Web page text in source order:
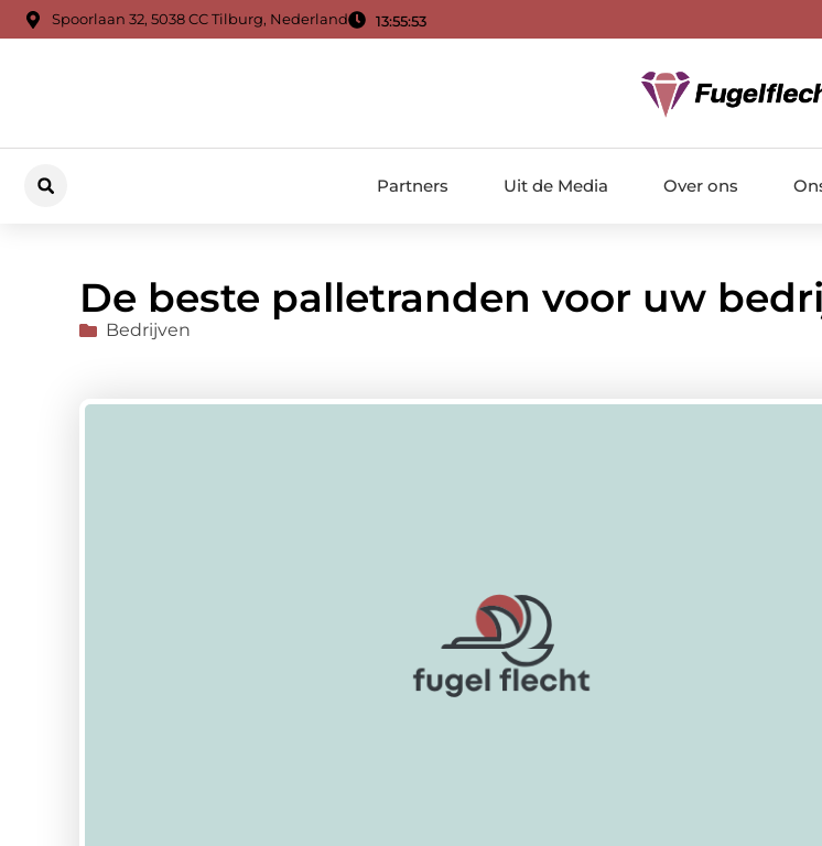
Spoorlaan 32, 5038 CC Tilburg, Nederland 13:55:54
Partners Uit de Media Over ons
De beste palletranden voor uw
Bedrijven